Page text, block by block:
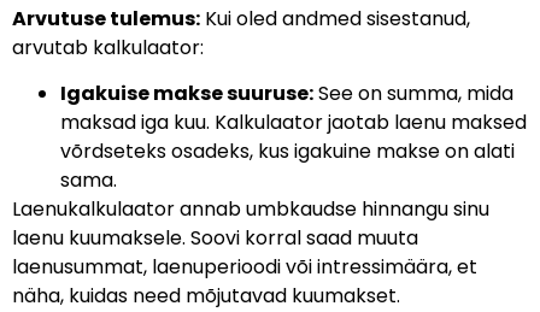
Arvutuse tulemus: Kui oled andmed sisestanud,
arvutab kalkulaator:
Igakuise makse suuruse:See on summa, mida
maksad iga kuu. Kalkulaator jaotab laenu maksed
võrdseteks osadeks, kus igakuine makse on alati
sama.
Laenukalkulaator annab umbkaudse hinnangu sinu
laenu kuumaksele. Soovi korral saad muuta
laenusummat, laenuperioodi või intressimäära, et
näha, kuidas need mõjutavad kuumakset.